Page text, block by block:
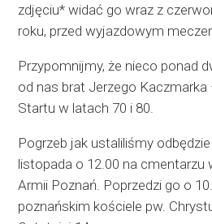
zdjęciu* widać go wraz z
roku, przed wyjazdowym
Przypomnijmy, że nieco ponad
od nas brat Jerzego Kaczmarka
Startu w latach 70 i 80.
Pogrzeb jak ustaliliśmy
listopada o 12.00 na cmentarzu
Armii Poznań. Poprzedzi go o
poznańskim kościele pw.